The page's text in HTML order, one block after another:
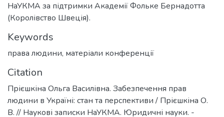
НаУКМА за підтримки Академії Фольке Бернадотта
(Королівство Швеція).
Keywords
права людини, матеріали конференції
Citation
Прієшкіна Ольга Василівна. Забезпечення прав
людини в Україні: стан та перспективи / Прієшкіна О.
В. // Наукові записки НаУКМА. Юридичні науки. -